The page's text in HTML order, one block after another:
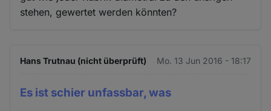
stehen, gewertet werden könnten?
Hans Trutnau (nicht überprüft) Mo. 13 Jun 2016 - 18:17
Es ist schier unfassbar, was